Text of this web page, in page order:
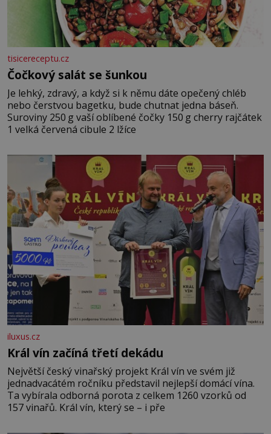
tisicereceptu.cz
Čočkový salát se šunkou
Je lehký, zdravý, a když si k němu dáte opečený chléb
nebo čerstvou bagetku, bude chutnat jedna báseň.
Suroviny 250 g vaší oblíbené čočky 150 g cherry rajčátek
1 velká červená cibule 2 lžíce
iluxus.cz
Král vín začíná třetí dekádu
Největší český vinařský projekt Král vín ve svém již
jednadvacátém ročníku představil nejlepší domácí vína.
Ta vybírala odborná porota z celkem 1260 vzorků od
157 vinařů. Král vín, který se – i pře